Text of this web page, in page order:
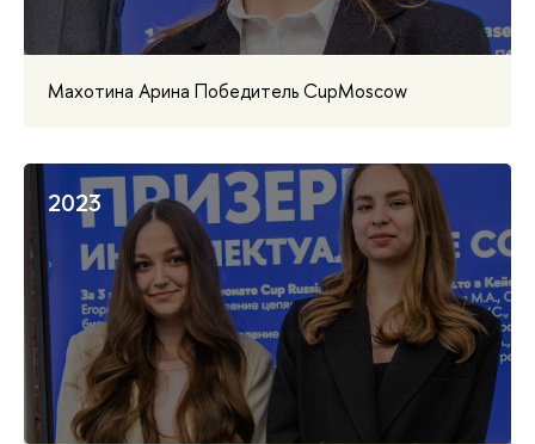
Махотина Арина Победитель CupMosсow
2023